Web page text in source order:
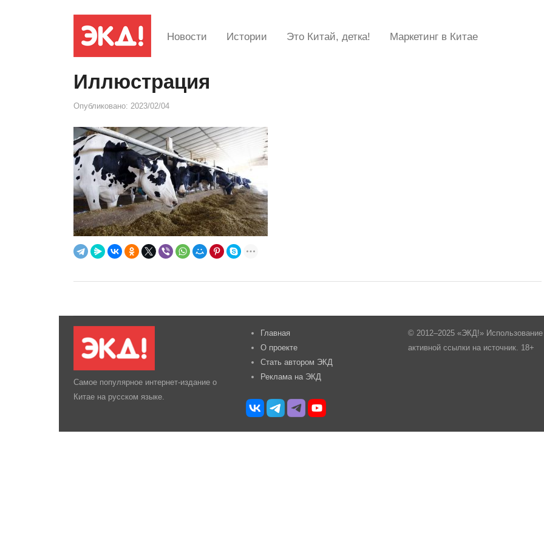
Новости Истории Это Китай, детка! Маркетинг в Китае
Иллюстрация
Опубликовано: 2023/02/04
Самое популярное интернет-издание о
Китае на русском языке.
Главная
О проекте
Стать автором ЭКД
Реклама на ЭКД
© 2012–2025 «ЭКД!»
активной ссылки на источник. 18+